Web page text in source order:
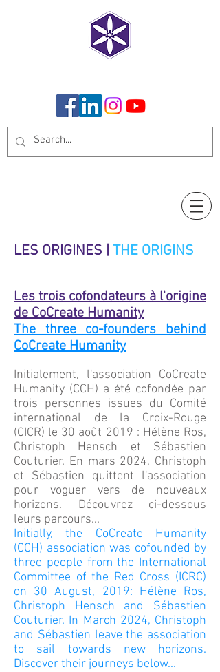
LES ORIGINES | THE ORIGINS
Les trois cofondateurs à l'origine
de CoCreate Humanity
The three co-founders behind
CoCreate Humanity
Initialement, l'association CoCreate
Humanity (CCH) a été cofondée par
trois personnes issues du Comité
international de la Croix-Rouge
(CICR) le 30 août 2019 : Hélène Ros,
Christoph Hensch et Sébastien
Couturier. En mars 2024, Christoph
et Sébastien quittent l'association
pour voguer vers de nouveaux
horizons. Découvrez ci-dessous
leurs parcours...
Initially, the CoCreate Humanity
(CCH) association was cofounded by
three people from the International
Committee of the Red Cross (ICRC)
on 30 August, 2019: Hélène Ros,
Christoph Hensch and Sébastien
Couturier. In March 2024, Christoph
and Sébastien leave the association
to sail towards new horizons.
Discover their journeys below...